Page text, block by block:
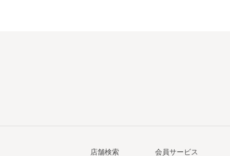
店舗検索 会員サービス